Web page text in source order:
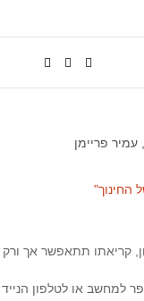
עמיר פריימן
החינוך"
קריאתו תתאפשר אך ורק